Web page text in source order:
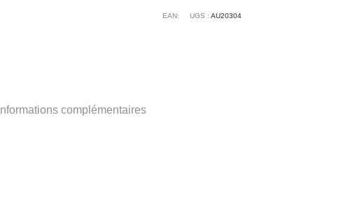
EAN: UGS : AU20304
Informations complémentaires